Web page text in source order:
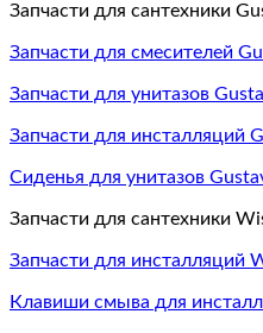
Запчасти для сантехники
Запчасти для смесителей
Запчасти для унитазов
Запчасти для инсталляций
Сиденья для унитазов
Запчасти для сантехники
Запчасти для инсталляций
Клавиши смыва для